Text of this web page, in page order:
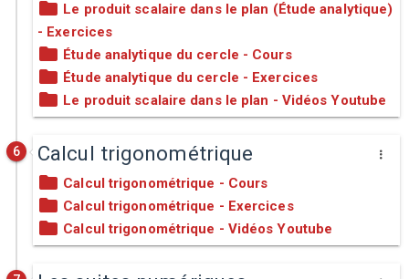
Le produit scalaire dans le plan (Étude analytique)
- Exercices
Étude analytique du cercle - Cours
Étude analytique du cercle - Exercices
Le produit scalaire dans le plan - Vidéos Youtube
6 Calcul trigonométrique
Calcul trigonométrique - Cours
Calcul trigonométrique - Exercices
Calcul trigonométrique - Vidéos Youtube